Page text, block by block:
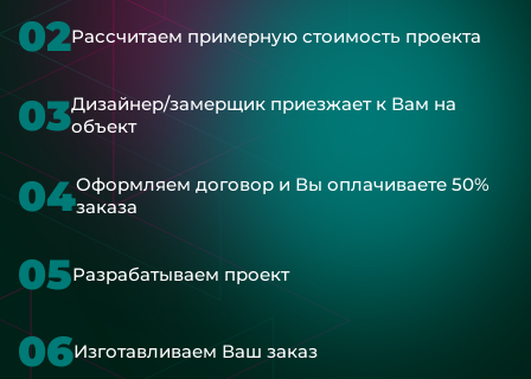
02Рассчитаем примерную стоимость проекта
03Дизайнер/замерщик приезжает к Вам на
объект
04Оформляем договор и Вы оплачиваете 50%
заказа
05Разрабатываем проект
06Изготавливаем Ваш заказ